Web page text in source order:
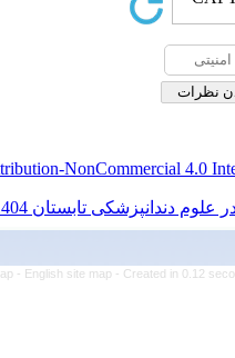
Creative Commons
Persian site map -